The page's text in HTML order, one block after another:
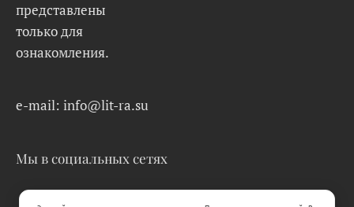
представлены
только для
ознакомления.
e-mail: info@lit-ra.su
Мы в социальных сетях